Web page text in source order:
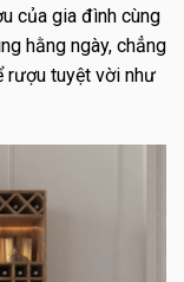
của gia đình cùng
hằng ngày, chẳng
rượu tuyệt vời như